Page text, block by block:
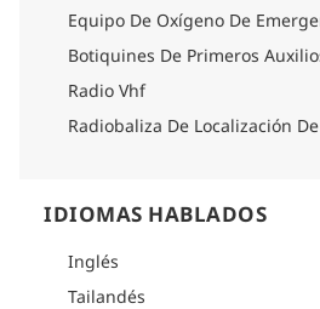
Equipo De Oxígeno De
Botiquines De Primeros
Radio Vhf
Radiobaliza De Localización
IDIOMAS HABLADOS
Inglés
Tailandés